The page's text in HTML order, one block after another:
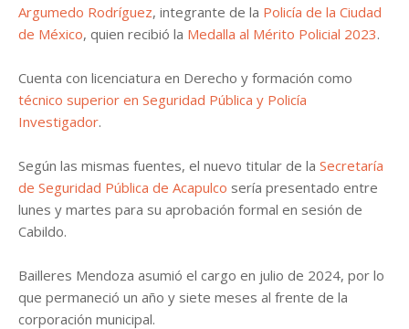
Argumedo Rodríguez, integrante de la Policía de la Ciudad
de México, quien recibió la Medalla al Mérito Policial 2023.
Cuenta con licenciatura en Derecho y formación como
técnico superior en Seguridad Pública y Policía
Investigador.
Según las mismas fuentes, el nuevo titular de la Secretaría
de Seguridad Pública de Acapulco sería presentado entre
lunes y martes para su aprobación formal en sesión de
Cabildo.
Bailleres Mendoza asumió el cargo en julio de 2024, por lo
que permaneció un año y siete meses al frente de la
corporación municipal.